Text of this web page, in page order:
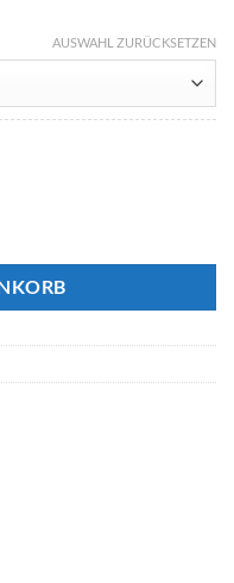
AUSWAHL ZURÜCKSETZEN